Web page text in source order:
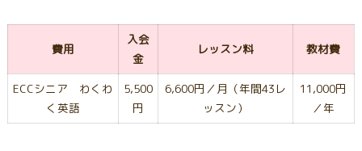
費用
入会
金
レッスン料 教材費
ECCシニア わくわ
く英語
5,500
円
6,600円／月（年間43レ
ッスン）
11,000円
／年